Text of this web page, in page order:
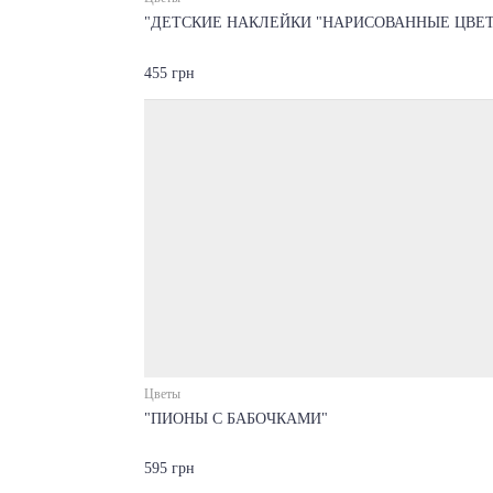
"ДЕТСКИЕ НАКЛЕЙКИ "НАРИСОВАННЫЕ
455 грн
Цветы
"ПИОНЫ С БАБОЧКАМИ"
595 грн